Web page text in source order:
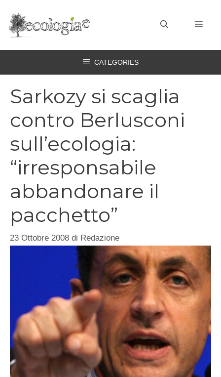
contenuto
CATEGORIES
Sarkozy si scaglia
contro Berlusconi
sull’ecologia:
“irresponsabile
abbandonare il
pacchetto”
23 Ottobre 2008 di Redazione